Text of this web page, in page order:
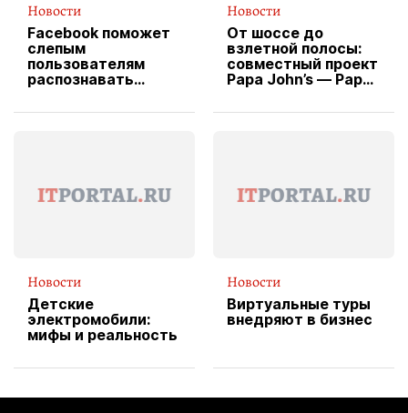
Новости
Facebook поможет
слепым
пользователям
распознавать
Новости
От шоссе до
взлетной полосы:
совместный проект
Papa John’s — Papa
вводит
Новости
Детские
электромобили:
мифы и реальность
Новости
Виртуальные туры
внедряют в бизнес